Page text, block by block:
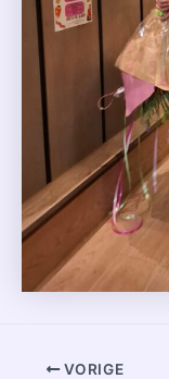
VORIGE